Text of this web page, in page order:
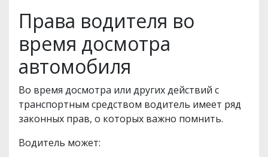
Права водителя во
время досмотра
автомобиля
Во время досмотра или других действий с
транспортным средством водитель имеет ряд
законных прав, о которых важно помнить.
Водитель может: